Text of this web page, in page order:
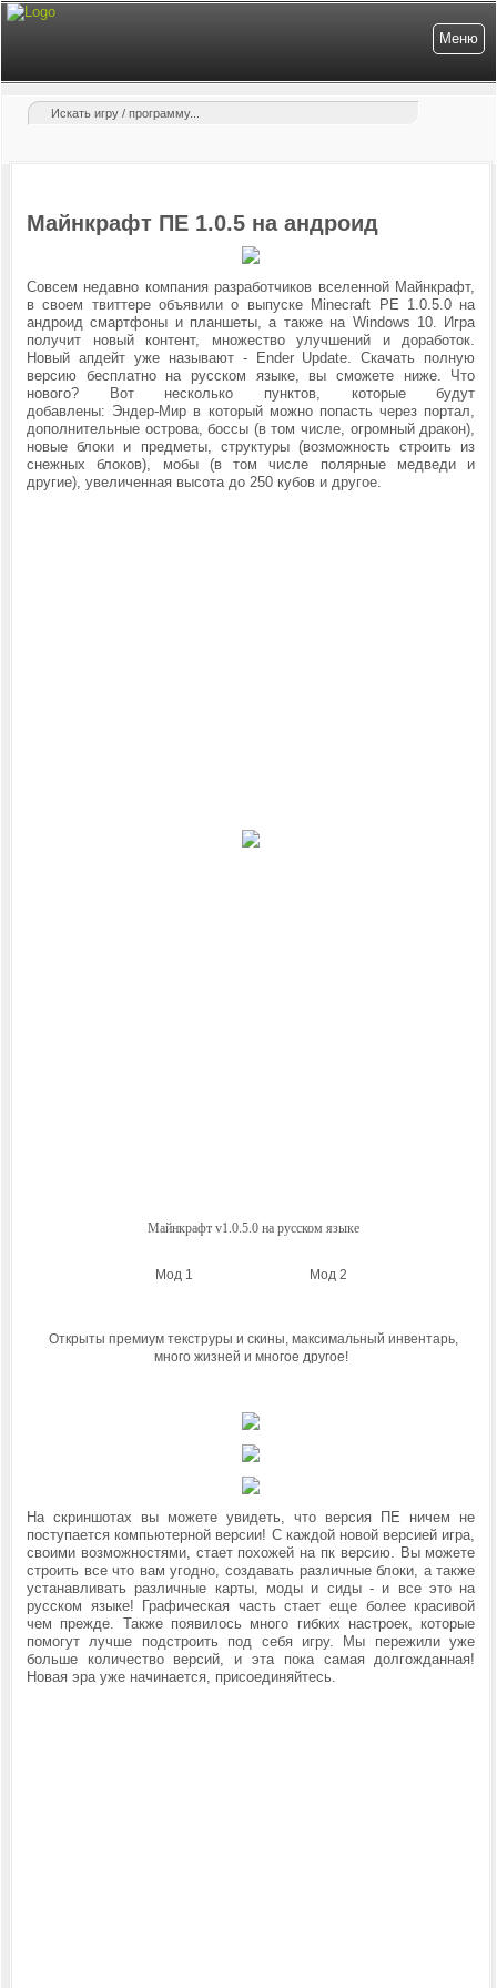
Меню
Майнкрафт ПЕ 1.0.5 на андроид
Совсем недавно компания разработчиков вселенной Майнкрафт,
в своем твиттере объявили о выпуске Minecraft PE 1.0.5.0 на
андроид смартфоны и планшеты, а также на Windows 10. Игра
получит новый контент, множество улучшений и доработок.
Новый апдейт уже называют -
Ender Update. Скачать полную
версию бесплатно на русском языке, вы сможете ниже. Что
нового? Вот несколько пунктов, которые будут
добавлены: Эндер-Мир в который можно попасть через портал,
дополнительные острова, боссы (в том числе, огромный дракон),
новые блоки и предметы, структуры (возможность строить из
снежных блоков), мобы (в том числе полярные медведи и
другие), увеличенная высота до 250 кубов и другое.
Майнкрафт v1.0.5.0 на русском языке
Мод 1 Мод 2
Открыты премиум текструры и скины, максимальный инвентарь,
много жизней и многое другое!
На скриншотах вы можете увидеть, что версия ПЕ ничем не
поступается компьютерной версии! С каждой новой версией игра,
своими возможностями, стает похожей на пк версию. Вы можете
строить все что вам угодно, создавать различные блоки, а также
устанавливать различные карты, моды и сиды - и все это на
русском языке! Графическая часть стает еще более красивой
чем прежде. Также появилось много гибких настроек, которые
помогут лучше подстроить под себя игру. Мы пережили уже
больше количество версий, и эта пока самая долгожданная!
Новая эра уже начинается, присоединяйтесь.